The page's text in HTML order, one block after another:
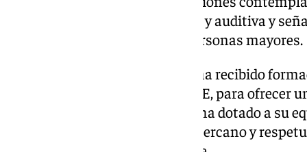
sistemas de información visual y auditiva y
uso autónomo y seguro a las personas mayores.
Además, el personal del Metro ha recibido
colaboración con el Grupo ONCE, para ofrecer
mayores. La operadora Avanza ha dotado a su
claves para ofrecer un servicio cercano y